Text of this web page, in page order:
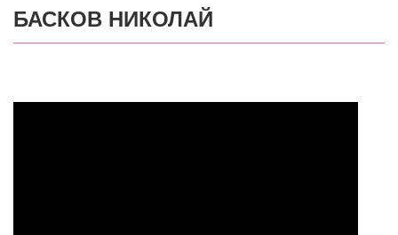
БАСКОВ НИКОЛАЙ
Юмористы, пародисты